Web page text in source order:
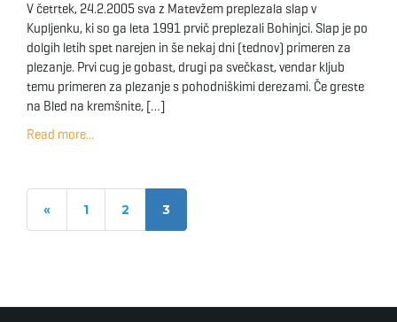
V četrtek, 24.2.2005 sva z Matevžem preplezala slap v
Kupljenku, ki so ga leta 1991 prvič preplezali Bohinjci. Slap je po
dolgih letih spet narejen in še nekaj dni (tednov) primeren za
plezanje. Prvi cug je gobast, drugi pa svečkast, vendar kljub
temu primeren za plezanje s pohodniškimi derezami. Če greste
na Bled na kremšnite, […]
Read more...
« 1 2 3